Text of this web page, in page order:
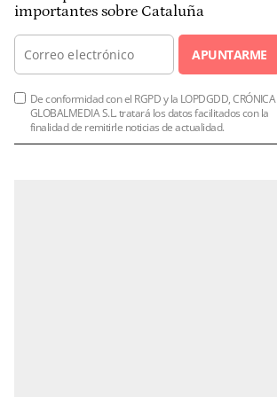
importantes sobre Cataluña
APUNTARME
De conformidad con el RGPD y la LOPDGDD, CRÓNICA
GLOBALMEDIA S.L. tratará los datos facilitados con la
finalidad de remitirle noticias de actualidad.